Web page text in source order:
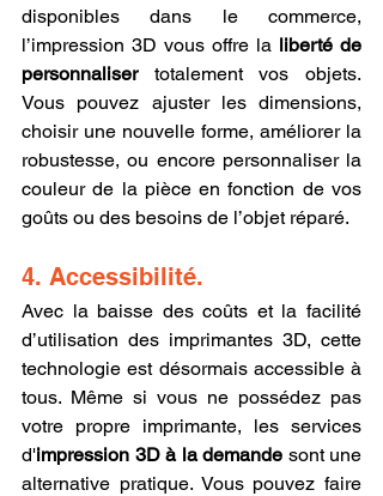
disponibles dans le commerce,
l’impression 3D vous offre la liberté de
personnaliser totalement vos objets.
Vous pouvez ajuster les dimensions,
choisir une nouvelle forme, améliorer la
robustesse, ou encore personnaliser la
couleur de la pièce en fonction de vos
goûts ou des besoins de l’objet réparé.
4. Accessibilité.
Avec la baisse des coûts et la facilité
d’utilisation des imprimantes 3D, cette
technologie est désormais accessible à
tous. Même si vous ne possédez pas
votre propre imprimante, les services
d'impression 3D à la demande sont une
alternative pratique. Vous pouvez faire